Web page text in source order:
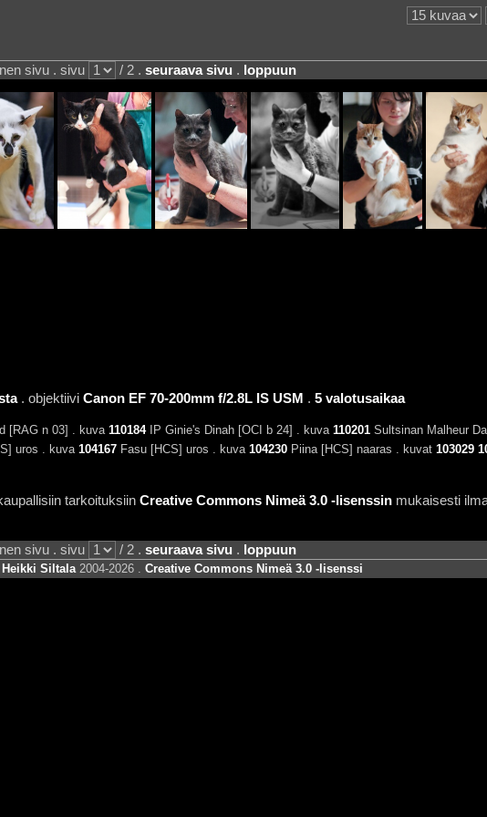
sivu . sivu / 2 . seuraava sivu . loppuun
. objektiivi Canon EF 70-200mm f/2.8L IS USM . 5 valotusaikaa
[RAG n 03] . kuva110184IP Ginie's Dinah [OCI b 24] . kuva 110201Sultsinan Malheur
uros . kuva104167Fasu [HCS] uros . kuva 104230Piina [HCS] naaras . kuvat 103029
tarkoituksiin Creative Commons Nimeä 3.0 -lisenssinmukaisesti
sivu . sivu / 2 . seuraava sivu . loppuun
Heikki Siltala2004-2026 . Creative Commons Nimeä 3.0 -lisenssi